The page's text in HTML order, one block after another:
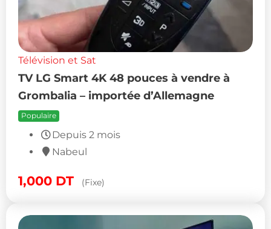
Télévision et Sat
TV LG Smart 4K 48 pouces à vendre à
Grombalia – importée d’Allemagne
Populaire
Depuis 2 mois
Nabeul
1,000 DT (Fixe)